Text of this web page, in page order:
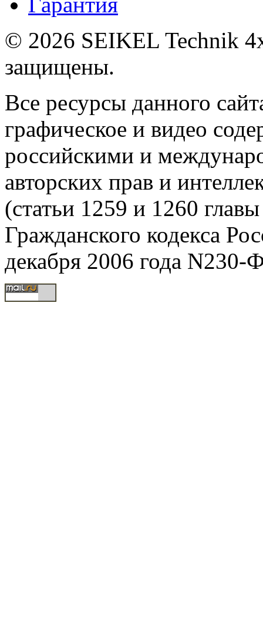
© 2026 SEIKEL Technik
защищены.
Все ресурсы данного
графическое и видео
российскими и
авторских прав и
(статьи 1259 и 1260
Гражданского кодекса
декабря 2006 года N230-